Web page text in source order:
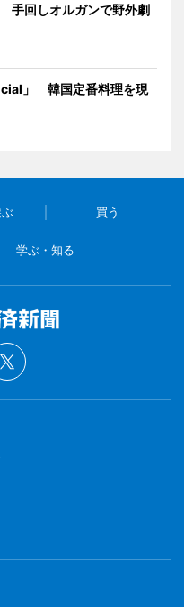
手回しオルガンで野外劇
」 韓国定番料理を現
買う
学ぶ・知る